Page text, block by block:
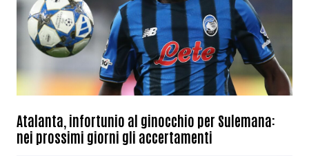
Atalanta, infortunio al ginocchio per Sulemana:
nei prossimi giorni gli accertamenti